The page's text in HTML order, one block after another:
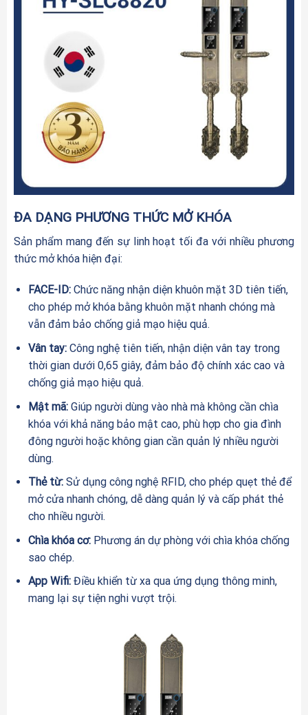
ĐA DẠNG PHƯƠNG THỨC MỞ KHÓA
Sản phẩm mang đến sự linh hoạt tối đa với nhiều phương
thức mở khóa hiện đại:
FACE-ID:Chức năng nhận diện khuôn mặt 3D tiên tiến,
cho phép mở khóa bằng khuôn mặt nhanh chóng mà
vẫn đảm bảo chống giả mạo hiệu quả.
Vân tay:Công nghệ tiên tiến, nhận diện vân tay trong
thời gian dưới 0,65 giây, đảm bảo độ chính xác cao và
chống giả mạo hiệu quả.
Mật mã:Giúp người dùng vào nhà mà không cần chìa
khóa với khả năng bảo mật cao, phù hợp cho gia đình
đông người hoặc không gian cần quản lý nhiều người
dùng.
Thẻ từ:Sử dụng công nghệ RFID, cho phép quẹt thẻ để
mở cửa nhanh chóng, dễ dàng quản lý và cấp phát thẻ
cho nhiều người.
Chìa khóa cơ:Phương án dự phòng với chìa khóa chống
sao chép.
App Wifi:Điều khiển từ xa qua ứng dụng thông minh,
mang lại sự tiện nghi vượt trội.